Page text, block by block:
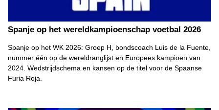
Spanje op het wereldkampioenschap voetbal 2026
Spanje op het WK 2026: Groep H, bondscoach Luis de la Fuente,
nummer één op de wereldranglijst en Europees kampioen van
2024. Wedstrijdschema en kansen op de titel voor de Spaanse
Furia Roja.